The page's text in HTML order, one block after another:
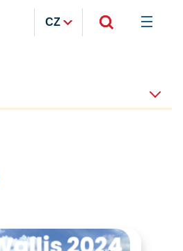
CZ